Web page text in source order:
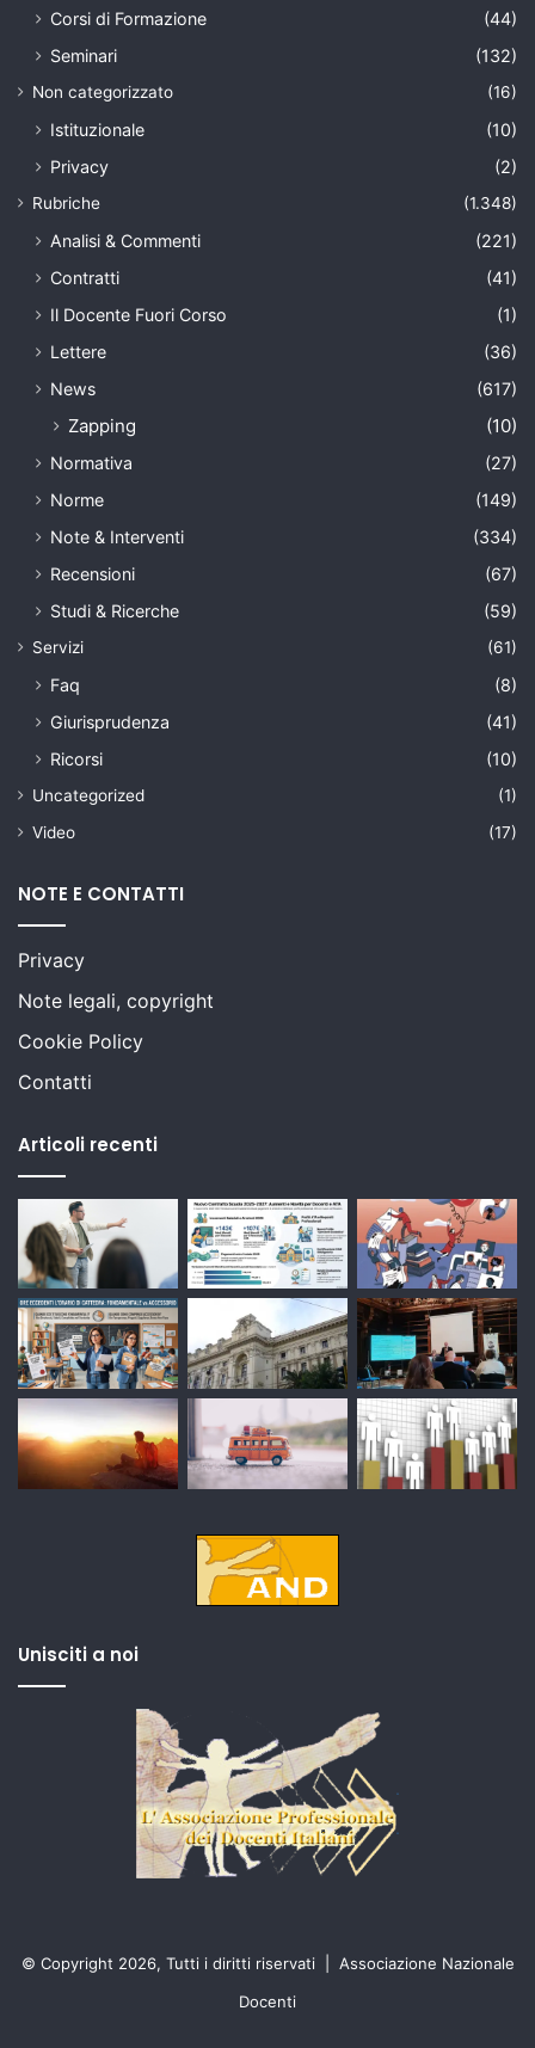
Corsi di Formazione
(44)
Seminari
(132)
Non categorizzato (16)
Istituzionale
(10)
Privacy
(2)
Rubriche (1.348)
Analisi & Commenti
(221)
Contratti
(41)
Il Docente Fuori Corso
(1)
Lettere
(36)
News
(617)
Zapping (10)
Normativa
(27)
Norme
(149)
Note & Interventi
(334)
Recensioni
(67)
Studi & Ricerche
(59)
Servizi (61)
Faq
(8)
Giurisprudenza
(41)
Ricorsi
(10)
Uncategorized
(1)
Video
(17)
NOTE E CONTATTI
Privacy
Note legali, copyright
Cookie Policy
Contatti
Articoli recenti
Unisciti a noi
© Copyright 2026, Tutti i diritti riservati | Associazione Nazionale
Docenti